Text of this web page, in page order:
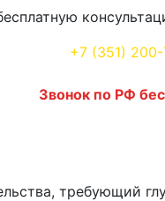
+7 (351)
Звонок по РФ
требующий